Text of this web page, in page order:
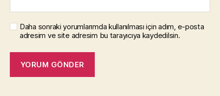
Daha sonraki yorumlarımda kullanılması için adım, e-posta
adresim ve site adresim bu tarayıcıya kaydedilsin.